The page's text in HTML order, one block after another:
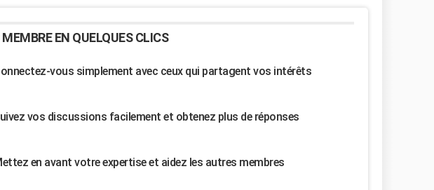
EN QUELQUES CLICS
vous simplement avec ceux qui partagent vos intérêts
vos discussions facilement et obtenez plus de réponses
en avant votre expertise et aidez les autres membres